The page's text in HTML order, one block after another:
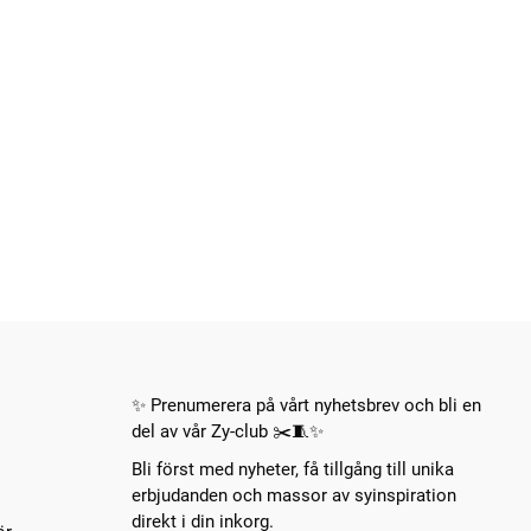
✨ Prenumerera på vårt nyhetsbrev och bli en
del av vår Zy-club ✂️🧵✨
Bli först med nyheter, få tillgång till unika
erbjudanden och massor av syinspiration
direkt i din inkorg.